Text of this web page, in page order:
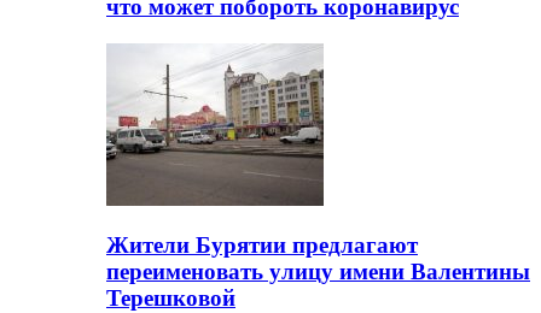
что может побороть коронавирус
Жители Бурятии предлагают
переименовать улицу имени Валентины
Терешковой